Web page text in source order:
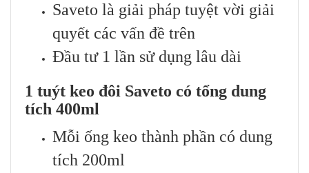
Saveto là giải pháp tuyệt vời giải
quyết các vấn đề trên
Đầu tư 1 lần sử dụng lâu dài
1 tuýt keo đôi Saveto có tổng dung
tích 400ml
Mỗi ống keo thành phần có dung
tích 200ml